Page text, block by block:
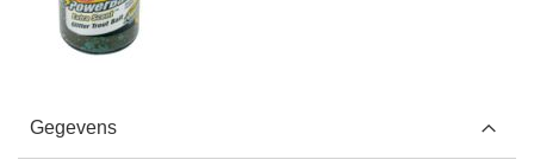
Gegevens